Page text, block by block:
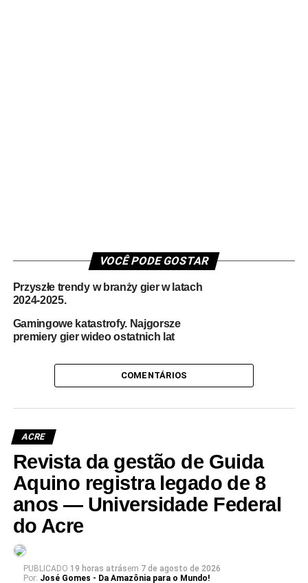
VOCÊ PODE GOSTAR
Przyszłe trendy w branży gier w latach
2024-2025.
Gamingowe katastrofy. Najgorsze
premiery gier wideo ostatnich lat
COMENTÁRIOS
ACRE
Revista da gestão de Guida
Aquino registra legado de 8
anos — Universidade Federal
do Acre
PUBLICADO 19 horas atrásem 7 de agosto de 2026
Por: José Gomes - Da Amazônia para o Mundo!